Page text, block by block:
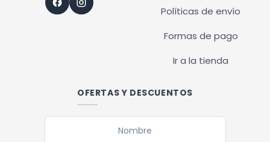
Políticas de envío
Formas de pago
Ir a la tienda
OFERTAS Y DESCUENTOS